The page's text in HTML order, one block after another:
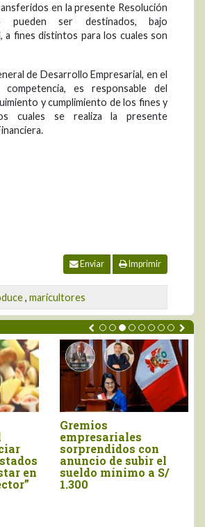
en la presente Resolución
pueden ser destinados, bajo
a fines distintos para los cuales son
de Desarrollo Empresarial, en el
es responsable del
y cumplimiento de los fines y
cuales se realiza la presente
Enviar Imprimir
, maricultores
Gremios
empresariales
sorprendidos con
anuncio de subir el
sueldo mínimo a S/